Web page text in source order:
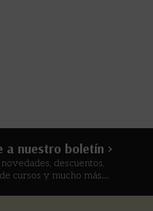
a nuestro boletín >
descuentos,
cursos y mucho más...